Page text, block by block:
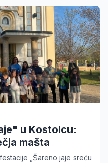
u Kostolcu:
mašta
„Šareno jaje sreću